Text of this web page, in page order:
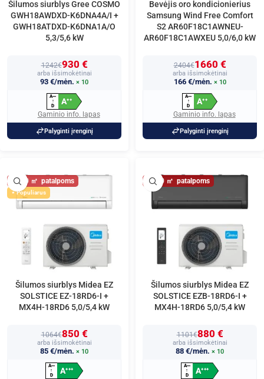
Šilumos siurblys Gree COSMO
GWH18AWDXD-K6DNA4A/I +
GWH18ATDXD-K6DNA1A/O
5,3/5,6 kW
1242€930 €
arba išsimokėtinai
93 €/mėn. × 10
A+++
↑
D
A++
Gaminio info. lapas
Palyginti įrenginį
Bevėjis oro kondicionierius
Samsung Wind Free Comfort
S2 AR60F18C1AWNEU-
AR60F18C1AWXEU 5,0/6,0 kW
2404€1660 €
arba išsimokėtinai
166 €/mėn. × 10
A+++
↑
D
A++
Gaminio info. lapas
Palyginti įrenginį
60
Populiarus
Šilumos siurblys Midea EZ
SOLSTICE EZ-18RD6-I +
MX4H-18RD6 5,0/5,4 kW
1064€850 €
arba išsimokėtinai
85 €/mėn. × 10
A+++
↑
D
A+++
60
Šilumos siurblys Midea EZ
SOLSTICE EZB-18RD6-I +
MX4H-18RD6 5,0/5,4 kW
1101€880 €
arba išsimokėtinai
88 €/mėn. × 10
A+++
↑
D
A+++